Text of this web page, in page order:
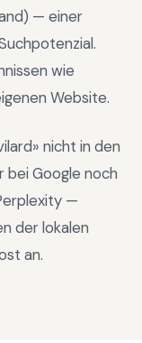
) — einer
.
wie
Website.
» nicht in den
Google noch
—
der lokalen
an.